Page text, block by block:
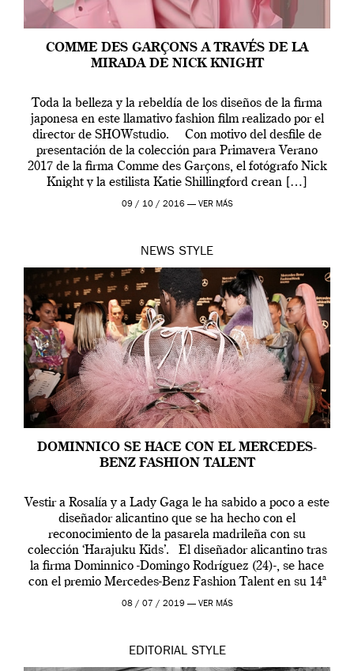
COMME DES GARÇONS A TRAVÉS DE LA
MIRADA DE NICK KNIGHT
Toda la belleza y la rebeldía de los diseños de la firma
japonesa en este llamativo fashion film realizado por el
director de SHOWstudio. Con motivo del desfile de
presentación de la colección para Primavera Verano
2017 de la firma Comme des Garçons, el fotógrafo Nick
Knight y la estilista Katie Shillingford crean […]
09 / 10 / 2016 — VER MÁS
NEWS STYLE
DOMINNICO SE HACE CON EL MERCEDES-
BENZ FASHION TALENT
Vestir a Rosalía y a Lady Gaga le ha sabido a poco a este
diseñador alicantino que se ha hecho con el
reconocimiento de la pasarela madrileña con su
colección ‘Harajuku Kids’. El diseñador alicantino tras
la firma Dominnico -Domingo Rodríguez (24)-, se hace
con el premio Mercedes-Benz Fashion Talent en su 14ª
edición. […]
08 / 07 / 2019 — VER MÁS
EDITORIAL STYLE